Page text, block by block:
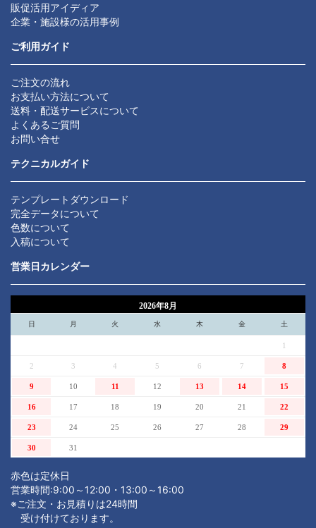
販促活用アイディア
企業・施設様の活用事例
ご利用ガイド
ご注文の流れ
お支払い方法について
送料・配送サービスについて
よくあるご質問
お問い合せ
テクニカルガイド
テンプレートダウンロード
完全データについて
色数について
入稿について
営業日カレンダー
2026年8月
日 月 火 水 木 金 土
1
2 3 4 5 6 7 8
9 10 11 12 13 14 15
16 17 18 19 20 21 22
23 24 25 26 27 28 29
30 31
赤色は定休日
営業時間:9:00～12:00・13:00～16:00
※ご注文・お見積りは24時間
受け付けております。